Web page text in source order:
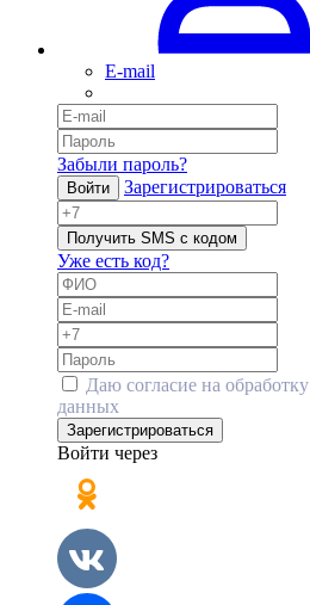
E-mail
Забыли пароль?
Войти Зарегистрироваться
Получить SMS с кодом
Уже есть код?
Даю согласие на обработку
данных
Зарегистрироваться
Войти через